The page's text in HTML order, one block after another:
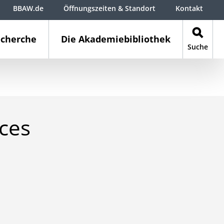
Die Akademiebibliothek
Suche
BBAW.de Öffnungszeiten & Standort Kontakt